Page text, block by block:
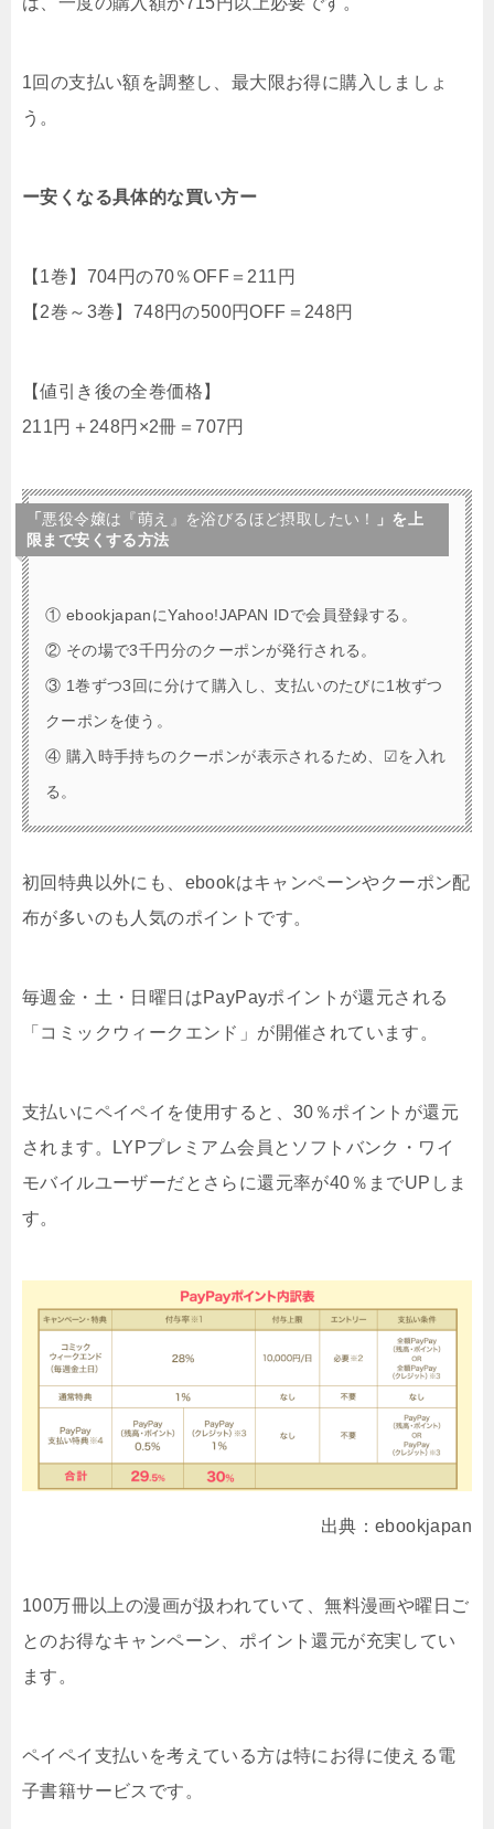
1回の支払い額を調整し、最大限お得に購入しましょ
う。
ー安くなる具体的な買い方ー
【1巻】704円の70％OFF＝211円
【2巻～3巻】748円の500円OFF＝248円
【値引き後の全巻価格】
211円＋248円×2冊＝707円
「 悪役令嬢は『萌え』を浴びるほど摂取したい！
」を上
限まで安くする方法
① ebookjapanにYahoo!JAPAN IDで会員登録する。
② その場で3千円分のクーポンが発行される。
③ 1巻ずつ3回に分けて購入し、支払いのたびに1枚ずつ
クーポンを使う。
④ 購入時手持ちのクーポンが表示されるため、☑を入れ
る。
初回特典以外にも、ebookはキャンペーンやクーポン配
布が多いのも人気のポイントです。
毎週金・土・日曜日はPayPayポイントが還元される
「コミックウィークエンド」が開催されています。
支払いにペイペイを使用すると、30％ポイントが還元
されます。LYPプレミアム会員とソフトバンク・ワイ
モバイルユーザーだとさらに還元率が40％までUPしま
す。
出典：ebookjapan
100万冊以上の漫画が扱われていて、無料漫画や曜日ご
とのお得なキャンペーン、ポイント還元が充実してい
ます。
ペイペイ支払いを考えている方は特にお得に使える電
子書籍サービスです。